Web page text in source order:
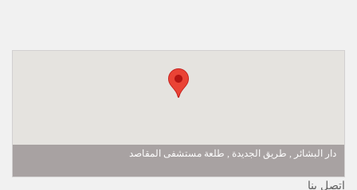
دار البشائر , طريق الجديدة , طلعة مستشفى المقاصد
إتصل بنا